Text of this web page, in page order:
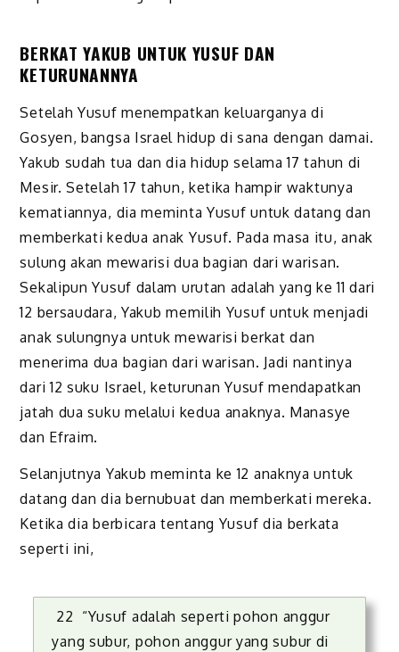
BERKAT YAKUB UNTUK YUSUF DAN
KETURUNANNYA
Setelah Yusuf menempatkan keluarganya di
Gosyen, bangsa Israel hidup di sana dengan damai.
Yakub sudah tua dan dia hidup selama 17 tahun di
Mesir. Setelah 17 tahun, ketika hampir waktunya
kematiannya, dia meminta Yusuf untuk datang dan
memberkati kedua anak Yusuf. Pada masa itu, anak
sulung akan mewarisi dua bagian dari warisan.
Sekalipun Yusuf dalam urutan adalah yang ke 11 dari
12 bersaudara, Yakub memilih Yusuf untuk menjadi
anak sulungnya untuk mewarisi berkat dan
menerima dua bagian dari warisan. Jadi nantinya
dari 12 suku Israel, keturunan Yusuf mendapatkan
jatah dua suku melalui kedua anaknya. Manasye
dan Efraim.
Selanjutnya Yakub meminta ke 12 anaknya untuk
datang dan dia bernubuat dan memberkati mereka.
Ketika dia berbicara tentang Yusuf dia berkata
seperti ini,
22 “Yusuf adalah seperti pohon anggur
yang subur, pohon anggur yang subur di